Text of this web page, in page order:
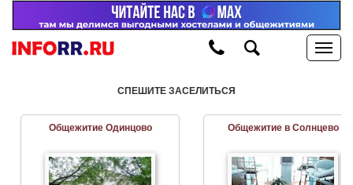
СПЕШИТЕ ЗАСЕЛИТЬСЯ
Общежитие Одинцово Общежитие в Солнцево